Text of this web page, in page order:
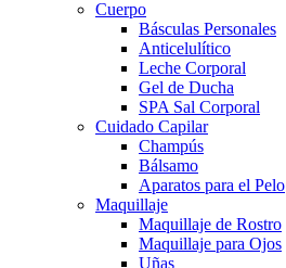
Cuerpo
Básculas Personales
Anticelulítico
Leche Corporal
Gel de Ducha
SPA Sal Corporal
Cuidado Capilar
Champús
Bálsamo
Aparatos para el Pelo
Maquillaje
Maquillaje de Rostro
Maquillaje para Ojos
Uñas